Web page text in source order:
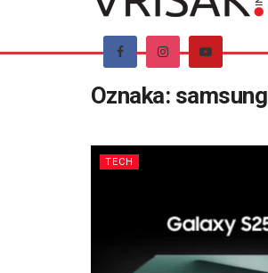
Oznaka: samsung
TECH